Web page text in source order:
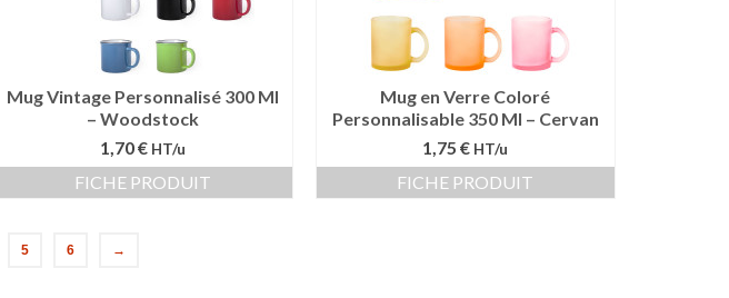
Mug Vintage Personnalisé 300 Ml
– Woodstock
1,70 € HT/u
FICHE PRODUIT
Mug en Verre Coloré
Personnalisable 350 Ml – Cervan
1,75 € HT/u
FICHE PRODUIT
5 6 →